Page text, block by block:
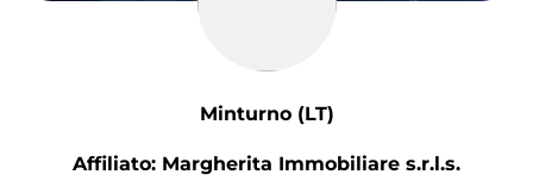
Minturno (LT)
Affiliato: Margherita Immobiliare s.r.l.s.